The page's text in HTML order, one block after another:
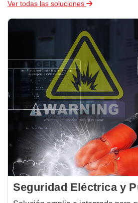
Ver todas las soluciones
Seguridad Eléctrica y